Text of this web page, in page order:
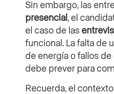
Sin embargo, las
presencial , el
el caso de las
funcional. La falta de
de energía o fallos
debe prever para
Recuerda, el